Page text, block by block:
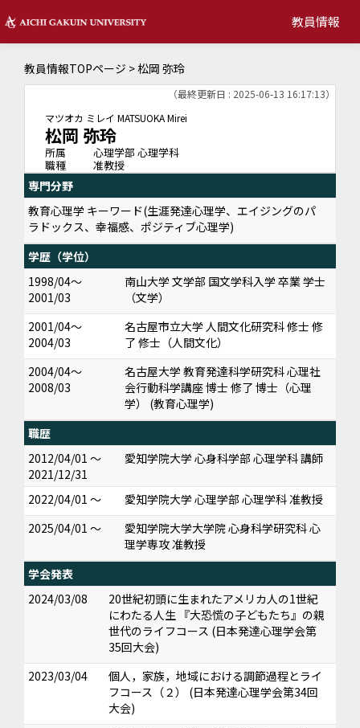
教員情報
教員情報TOPページ > 松岡 弥玲
（最終更新日 : 2025-06-13 16:17:13）
マツオカ ミレイ MATSUOKA Mirei
松岡 弥玲
所属
心理学部 心理学科
職種
准教授
専門分野
教育心理学 キーワード(生涯発達心理学、エイジングのパ
ラドックス、幸福感、ポジティブ心理学)
学歴（学位）
1998/04～
2001/03
南山大学 文学部 国文学科入学 卒業 学士
（文学）
2001/04～
2004/03
名古屋市立大学 人間文化研究科 修士 修
了 修士（人間文化）
2004/04～
2008/03
名古屋大学 教育発達科学研究科 心理社
会行動科学講座 博士 修了 博士（心理
学） (教育心理学)
職歴
2012/04/01 ～
2021/12/31
愛知学院大学 心身科学部 心理学科 講師
2022/04/01 ～
愛知学院大学 心理学部 心理学科 准教授
2025/04/01 ～
愛知学院大学大学院 心身科学研究科 心
理学専攻 准教授
学会発表
2024/03/08
20世紀初頭に生まれたアメリカ人の1世紀
にわたる人生 『大恐慌の子どもたち』の親
世代のライフコース (日本発達心理学会第
35回大会)
2023/03/04
個人，家族，地域における調節過程とライ
フコース（２） (日本発達心理学会第34回
大会)